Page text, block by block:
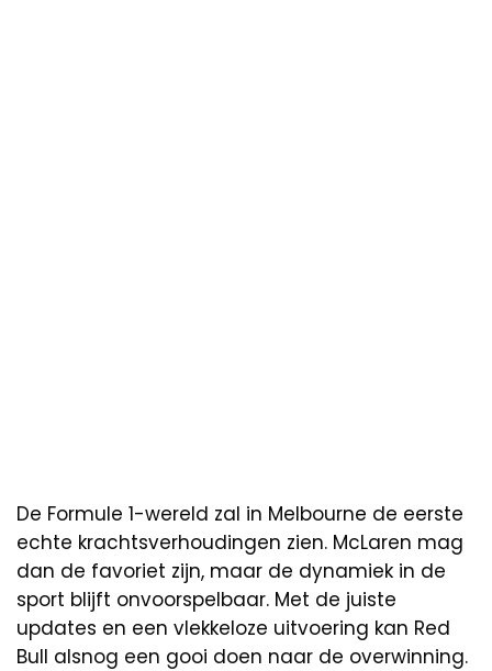
De Formule 1-wereld zal in Melbourne de eerste
echte krachtsverhoudingen zien. McLaren mag
dan de favoriet zijn, maar de dynamiek in de
sport blijft onvoorspelbaar. Met de juiste
updates en een vlekkeloze uitvoering kan Red
Bull alsnog een gooi doen naar de overwinning.